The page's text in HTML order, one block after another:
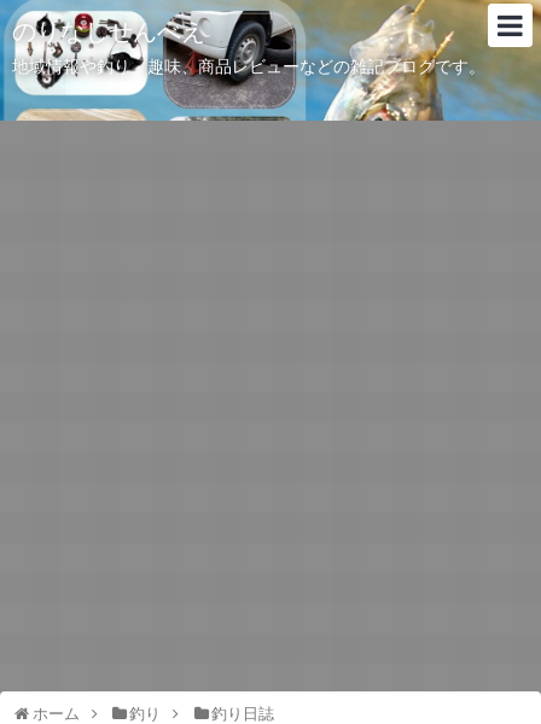
のりなしせんべえ
地域情報や釣り、趣味、商品レビューなどの雑記ブログです。
ホーム 釣り 釣り日誌